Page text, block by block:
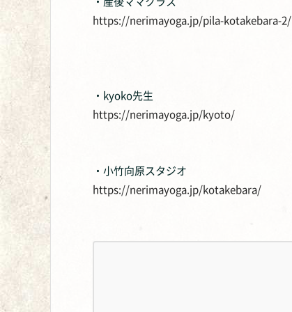
https://nerimayoga.jp/pila-kotakebara-2/
・kyoko先生
https://nerimayoga.jp/kyoto/
・小竹向原スタジオ
https://nerimayoga.jp/kotakebara/